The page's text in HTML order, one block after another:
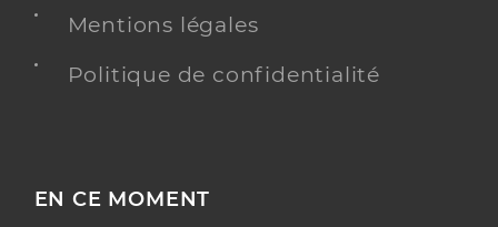
Mentions légales
Politique de confidentialité
EN CE MOMENT